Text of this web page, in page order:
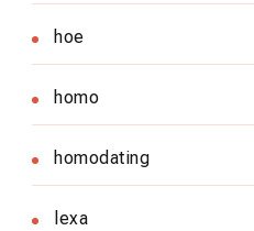
hoe
homo
homodating
lexa